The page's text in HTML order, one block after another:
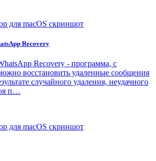
Recovery
Recovery - программа, c
восстановить удаленные сообщения
случайного удаления, неудачного
п…